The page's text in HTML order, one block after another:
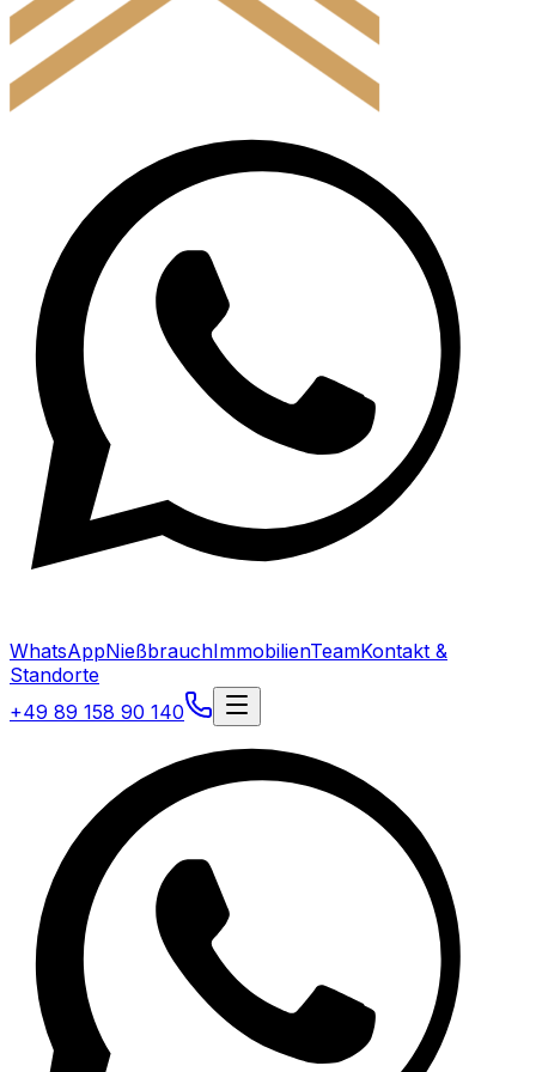
WhatsAppNießbrauchImmobilienTeamKontakt &
Standorte
+49 89 158 90 140